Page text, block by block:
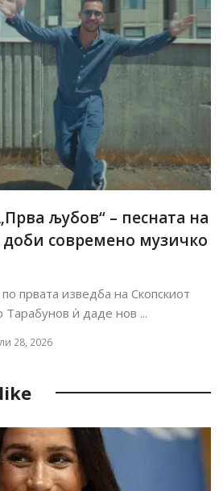
љубов“ – песната на
доби современо музичко
првата изведба на Скопскиот
Тарабунов ѝ даде нов ...
28, 2026